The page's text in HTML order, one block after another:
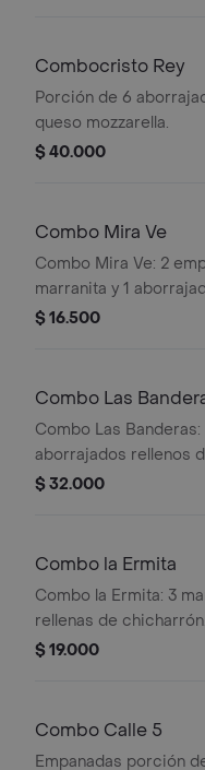
Combocristo Rey
Porción de 6
queso mozzarella.
$ 40.000
Combo Mira Ve
Combo Mira Ve: 2
marranita y 1
$ 16.500
Combo Las
Combo Las
aborrajados rellenos
cuajada.
$ 32.000
Combo la Ermita
Combo la Ermita: 3
rellenas de chicharrón.
$ 19.000
Combo Calle 5
Empanadas porción